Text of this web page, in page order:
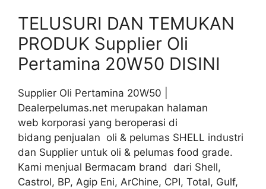
TELUSURI DAN TEMUKAN
PRODUK Supplier Oli
Pertamina 20W50 DISINI
Supplier Oli Pertamina 20W50 |
Dealerpelumas.net merupakan halaman
web korporasi yang beroperasi di
bidang penjualan oli & pelumas SHELL industri
dan Supplier untuk oli & pelumas food grade.
Kami menjual Bermacam brand dari Shell,
Castrol, BP, Agip Eni, ArChine, CPI, Total, Gulf,